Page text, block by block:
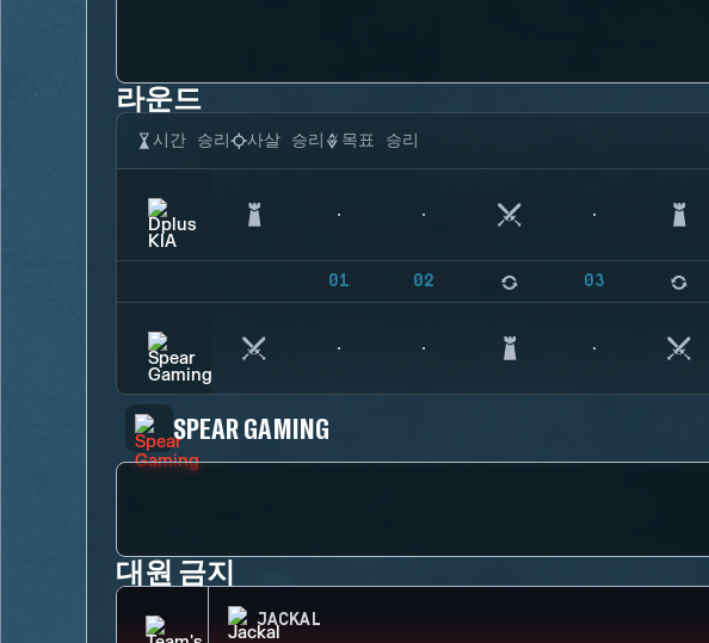
라운드
시간 승리 사살 승리 목표 승리
01 02 03
SPEAR GAMING
대원 금지
JACKAL